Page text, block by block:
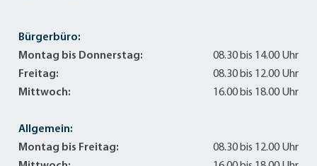
Bürgerbüro:
Montag bis Donnerstag:
08.30 bis 14.00 Uhr
Freitag:
08.30 bis 12.00 Uhr
Mittwoch:
16.00 bis 18.00 Uhr
Allgemein:
Montag bis Freitag:
08.30 bis 12.00 Uhr